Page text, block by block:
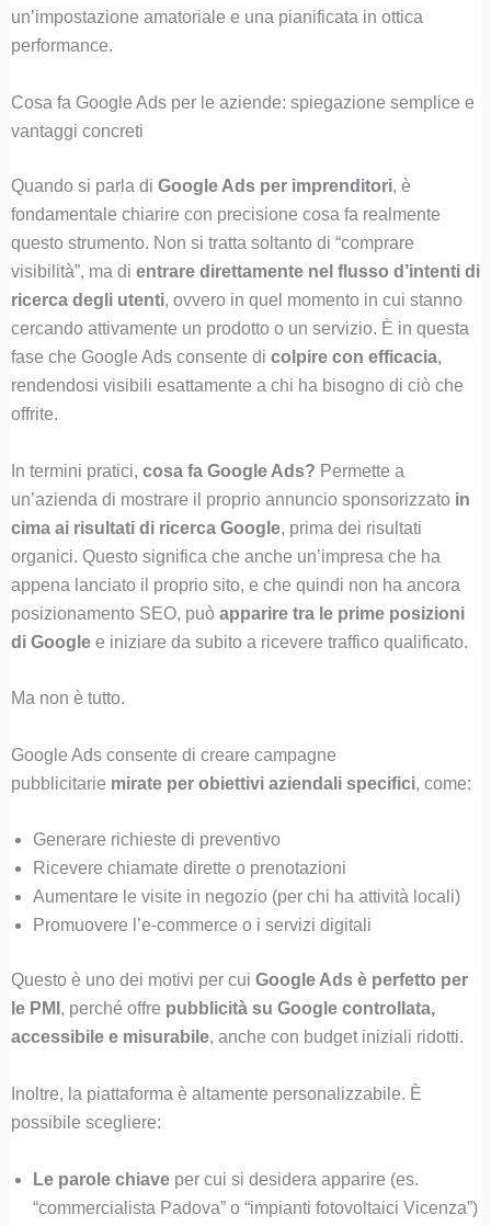
un’impostazione amatoriale e una pianificata in ottica
performance.
Cosa fa Google Ads per le aziende: spiegazione semplice e
vantaggi concreti
Quando si parla di Google Ads per imprenditori, è
fondamentale chiarire con precisione cosa fa realmente
questo strumento. Non si tratta soltanto di “comprare
visibilità”, ma di entrare direttamente nel flusso d’intenti di
ricerca degli utenti, ovvero in quel momento in cui stanno
cercando attivamente un prodotto o un servizio. È in questa
fase che Google Ads consente di colpire con efficacia,
rendendosi visibili esattamente a chi ha bisogno di ciò che
offrite.
In termini pratici, cosa fa Google Ads? Permette a
un’azienda di mostrare il proprio annuncio sponsorizzato in
cima ai risultati di ricerca Google, prima dei risultati
organici. Questo significa che anche un’impresa che ha
appena lanciato il proprio sito, e che quindi non ha ancora
posizionamento SEO, può apparire tra le prime posizioni
di Googlee iniziare da subito a ricevere traffico qualificato.
Ma non è tutto.
Google Ads consente di creare campagne
pubblicitarie mirate per obiettivi aziendali specifici, come:
Generare richieste di preventivo
Ricevere chiamate dirette o prenotazioni
Aumentare le visite in negozio (per chi ha attività locali)
Promuovere l’e-commerce o i servizi digitali
Questo è uno dei motivi per cui Google Ads è perfetto per
le PMI , perché offre pubblicità su Google controllata,
accessibile e misurabile, anche con budget iniziali ridotti.
Inoltre, la piattaforma è altamente personalizzabile. È
possibile scegliere:
Le parole chiaveper cui si desidera apparire (es.
“commercialista Padova” o “impianti fotovoltaici Vicenza”)